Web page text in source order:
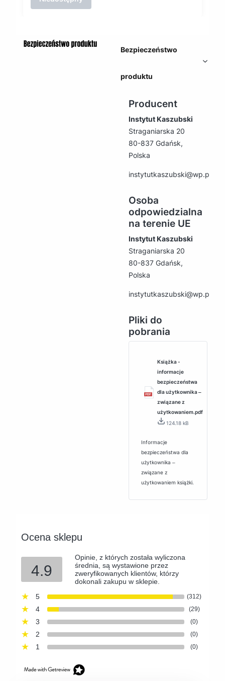
Bezpieczeństwo
produktu
Producent
Instytut Kaszubski
Straganiarska 20
80-837 Gdańsk,
Polska
instytutkaszubski@wp.pl
Osoba
odpowiedzialna
na terenie UE
Instytut Kaszubski
Straganiarska 20
80-837 Gdańsk,
Polska
instytutkaszubski@wp.pl
Pliki do
pobrania
Książka -
informacje
bezpieczeństwa
dla użytkownika ‒
związane z
użytkowaniem.pdf
124.18 kB
Informacje
bezpieczeństwa dla
użytkownika ‒
związane z
użytkowaniem książki.
Ocena sklepu
4.9
Opinie, z których została wyliczona
średnia, są wystawione przez
zweryfikowanych klientów, którzy
dokonali zakupu w sklepie.
5
(312)
4 (29)
3 (0)
2 (0)
1 (0)